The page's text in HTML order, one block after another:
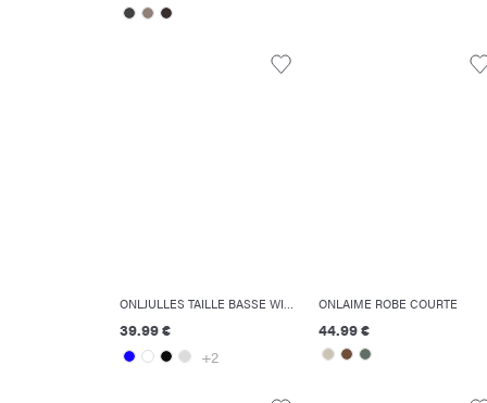
ONLJULLES TAILLE BASSE WIDE LEG FIT JEANS
39.99 €
+2
ONLAIME ROBE COURTE
44.99 €